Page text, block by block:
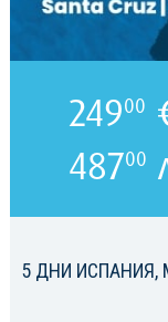
5 ДНИ ИСПАНИЯ,
24900
48700